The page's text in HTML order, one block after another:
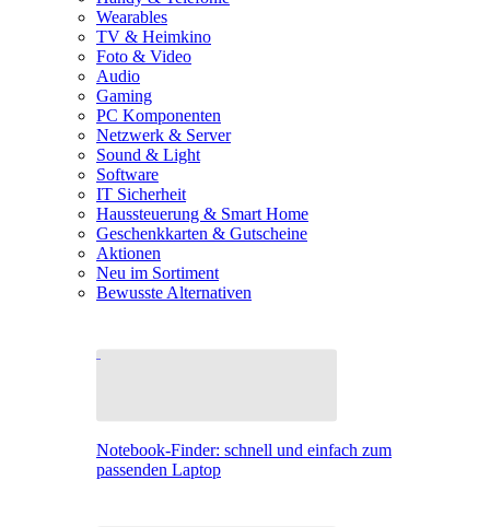
Wearables
TV & Heimkino
Foto & Video
Audio
Gaming
PC Komponenten
Netzwerk & Server
Sound & Light
Software
IT Sicherheit
Haussteuerung & Smart Home
Geschenkkarten & Gutscheine
Aktionen
Neu im Sortiment
Bewusste Alternativen
Notebook-Finder: schnell und einfach zum
passenden Laptop